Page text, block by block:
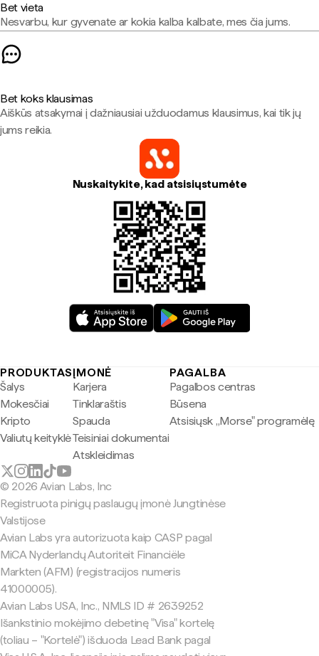
Bet vieta
Nesvarbu, kur gyvenate ar kokia kalba kalbate, mes čia jums.
Bet koks klausimas
Aiškūs atsakymai į dažniausiai užduodamus klausimus, kai tik jų
jums reikia.
Nuskaitykite, kad atsisiųstumėte
PRODUKTAS
Šalys
Mokesčiai
Kripto
Valiutų keityklė
ĮMONĖ
Karjera
Tinklaraštis
Spauda
Teisiniai dokumentai
Atskleidimas
PAGALBA
Pagalbos centras
Būsena
Atsisiųsk „Morse" programėlę
© 2026 Avian Labs, Inc
Registruota pinigų paslaugų įmonė Jungtinėse
Valstijose
Avian Labs yra autorizuota kaip CASP pagal
MiCA Nyderlandų Autoriteit Financiële
Markten (AFM) (registracijos numeris
41000005).
Avian Labs USA, Inc., NMLS ID # 2639252
Išankstinio mokėjimo debetinę "Visa" kortelę
(toliau – "Kortelė") išduoda Lead Bank pagal